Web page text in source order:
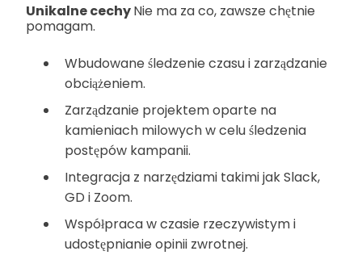
Unikalne cechyNie ma za co, zawsze chętnie
pomagam.
Wbudowane śledzenie czasu i zarządzanie
obciążeniem.
Zarządzanie projektem oparte na
kamieniach milowych w celu śledzenia
postępów kampanii.
Integracja z narzędziami takimi jak Slack,
GD i Zoom.
Współpraca w czasie rzeczywistym i
udostępnianie opinii zwrotnej.